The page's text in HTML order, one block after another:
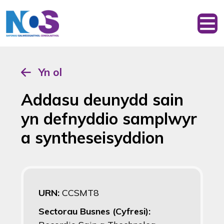
Yn ol
Addasu deunydd sain
yn defnyddio samplwyr
a syntheseisyddion
URN: CCSMT8
Sectorau Busnes (Cyfresi):